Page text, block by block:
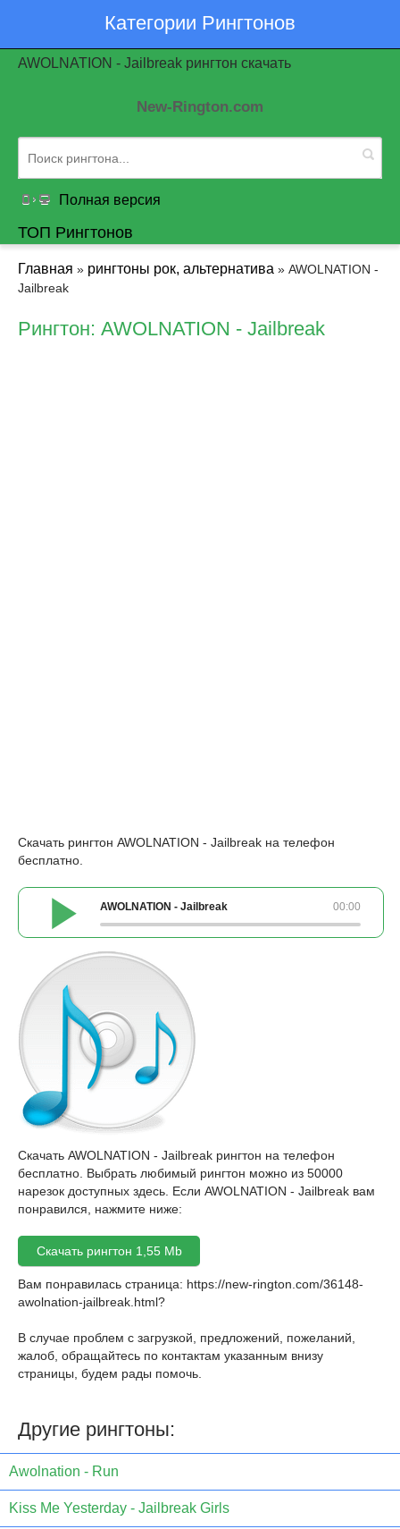
Категории Рингтонов
AWOLNATION - Jailbreak рингтон скачать
New-Rington.com
Полная версия
ТОП Рингтонов
Главная » рингтоны рок, альтернатива » AWOLNATION -
Jailbreak
Рингтон: AWOLNATION - Jailbreak
Скачать рингтон AWOLNATION - Jailbreak на телефон
бесплатно.
00:00
AWOLNATION - Jailbreak
Скачать AWOLNATION - Jailbreak рингтон на телефон
бесплатно. Выбрать любимый рингтон можно из 50000
нарезок доступных здесь. Если AWOLNATION - Jailbreak вам
понравился, нажмите ниже:
Скачать рингтон 1,55 Mb
Вам понравилась страница: https://new-rington.com/36148-
awolnation-jailbreak.html?
В случае проблем с загрузкой, предложений, пожеланий,
жалоб, обращайтесь по контактам указанным внизу
страницы, будем рады помочь.
Другие рингтоны:
Awolnation - Run
Kiss Me Yesterday - Jailbreak Girls